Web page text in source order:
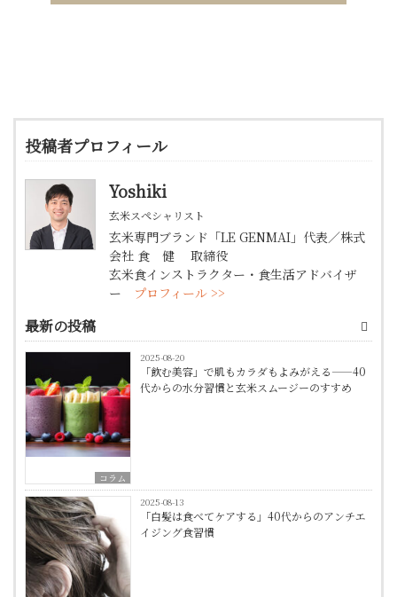
投稿者プロフィール
Yoshiki
玄米スペシャリスト
玄米専門ブランド「LE GENMAI」代表／株式
会社 食 健 取締役
玄米食インストラクター・食生活アドバイザ
ー プロフィール >>
最新の投稿
コラム
2025-08-20
「飲む美容」で肌もカラダもよみがえる——40
代からの水分習慣と玄米スムージーのすすめ
2025-08-13
「白髪は食べてケアする」40代からのアンチエ
イジング食習慣